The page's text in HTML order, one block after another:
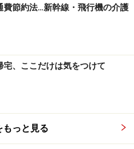
気に作っていますので、
プロセッサーで刻んでい
フードプロセッサーの手
で1人分を作るのであれ
たたくほうが効率的かも
で刻んだあと、出汁の効
上げると、食べやすくな
費節約法…新幹線・飛行機の介護
宅、ここだけは気をつけて
もっと見る